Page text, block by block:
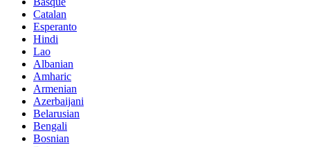
Catalan
Esperanto
Hindi
Lao
Albanian
Amharic
Armenian
Azerbaijani
Belarusian
Bengali
Bosnian